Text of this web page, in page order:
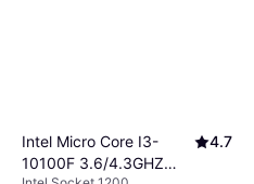
Intel Micro Core I3-
10100F 3.6/4.3GHZ
4.7